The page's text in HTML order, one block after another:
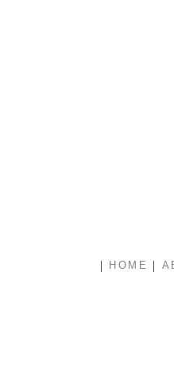
| HOME |